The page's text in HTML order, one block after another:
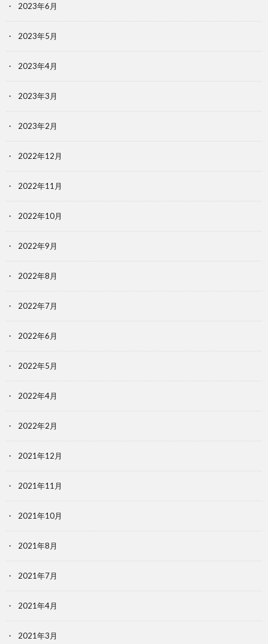
2023年6月
2023年5月
2023年4月
2023年3月
2023年2月
2022年12月
2022年11月
2022年10月
2022年9月
2022年8月
2022年7月
2022年6月
2022年5月
2022年4月
2022年2月
2021年12月
2021年11月
2021年10月
2021年8月
2021年7月
2021年4月
2021年3月